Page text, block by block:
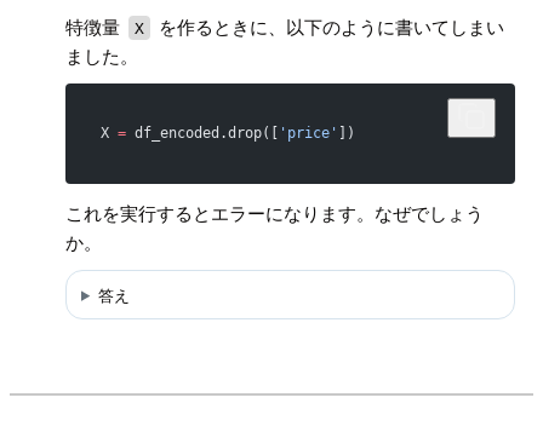
特徴量 X
を作るときに、以下のように書いてしまい
ました。
X = df_encoded.drop([ 'price' ])
これを実行するとエラーになります。なぜでしょう
か。
答え